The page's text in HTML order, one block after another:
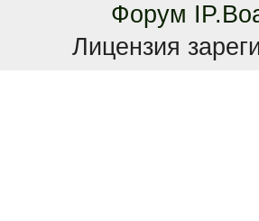
Форум
Лицензия